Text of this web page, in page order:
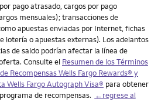
pago atrasado, cargos por pago
mensuales); transacciones de
apuestas enviadas por Internet, fichas
lotería o apuestas externas). Los adelantos
de saldo podrían afectar la línea de
Consulte el Resumen de los Términos
Recompensas Wells Fargo Rewards® y
Wells Fargo Autograph Visa® para obtener
de recompensas. ←regrese al